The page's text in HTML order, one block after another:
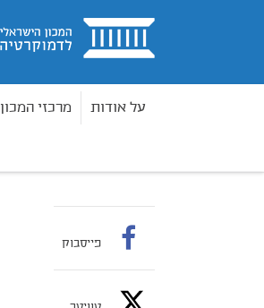
בית
על אודות מרכזי המכון
פייסבוק